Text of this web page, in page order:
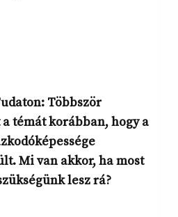
Többször
témát korábban, hogy a
Mi van akkor, ha most
lesz rá?